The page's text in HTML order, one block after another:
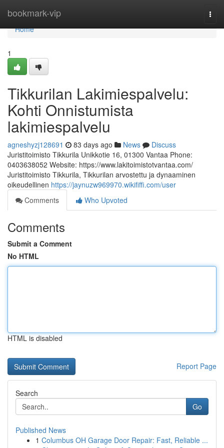
bookmark-vip
Home
Home
1
Tikkurilan Lakimiespalvelu:
Kohti Onnistumista
lakimiespalvelu
agneshyzj128691 83 days ago News
Discuss
Juristitoimisto Tikkurila Unikkotie 16, 01300 Vantaa Phone:
0403638052 Website: https://www.lakitoimistotvantaa.com/
Juristitoimisto Tikkurila, Tikkurilan arvostettu ja dynaaminen
oikeudellinen https://jaynuzw969970.wikififfi.com/user
Comments
Who Upvoted
Comments
Submit a Comment
No HTML
HTML is disabled
Report Page
Search
Go
Published News
1 Columbus OH Garage Door Repair: Fast, Reliable ...